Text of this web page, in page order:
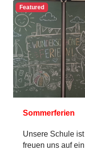
Featured
Sommerferien
Unsere Schule
freuen uns auf